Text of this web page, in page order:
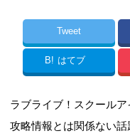
Tweet
B! はてブ
ラブライブ！スクール
攻略情報とは関係ない話